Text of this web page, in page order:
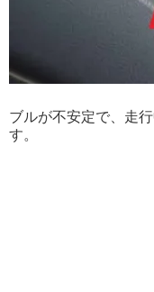
ブルが不安定で、走
す。